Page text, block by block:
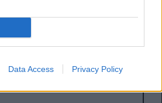
Data Access Privacy Policy